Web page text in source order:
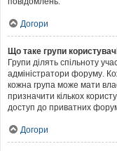
Догори
Що таке групи
Групи ділять спільноту
адміністратори форуму.
кожна група може мати
призначити кількох
доступ до приватних
Догори